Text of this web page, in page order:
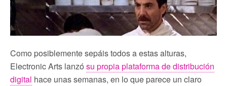
Como posiblemente sepáis todos a estas alturas,
Electronic Arts lanzó su propia plataforma de distribución
digital hace unas semanas, en lo que parece un claro